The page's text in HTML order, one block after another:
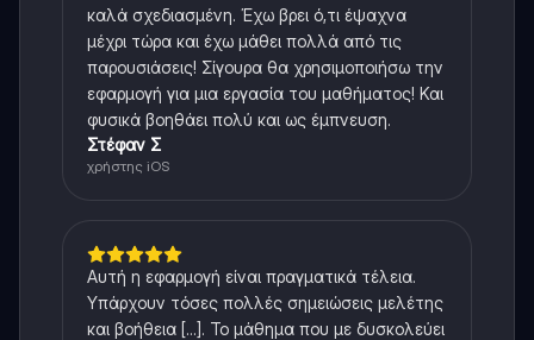
καλά σχεδιασμένη. Έχω βρει ό,τι έψαχνα
μέχρι τώρα και έχω μάθει πολλά από τις
παρουσιάσεις! Σίγουρα θα χρησιμοποιήσω την
εφαρμογή για μια εργασία του μαθήματος! Και
φυσικά βοηθάει πολύ και ως έμπνευση.
Στέφαν Σ
χρήστης iOS
Αυτή η εφαρμογή είναι πραγματικά τέλεια.
Υπάρχουν τόσες πολλές σημειώσεις μελέτης
και βοήθεια [...]. Το μάθημα που με δυσκολεύει